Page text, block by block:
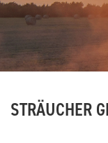
STRÄUCHER